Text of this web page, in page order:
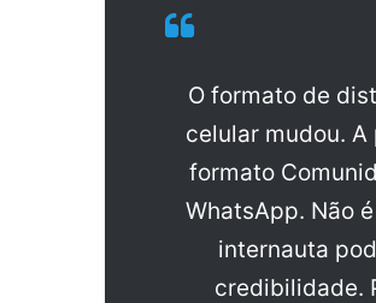
O formato de
celular mudou.
formato
WhatsApp. Não
internauta
credibilidade.